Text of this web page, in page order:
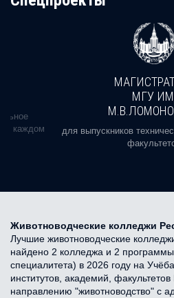
в каждом
МГУ ИМ.
для выпускников
Животноводческие колледжи
Лучшие животноводческие
найдено 2 колледжа и 2 программы
специалитета) в 2026 году на
институтов, академий,
направлению "животноводство" с